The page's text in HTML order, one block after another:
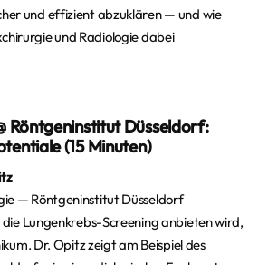
und effizient abzuklären — und wie
und Radiologie dabei
Röntgeninstitut Düsseldorf:
(15 Minuten)
— Röntgeninstitut Düsseldorf
Lungenkrebs-Screening anbieten wird,
Dr. Opitz zeigt am Beispiel des